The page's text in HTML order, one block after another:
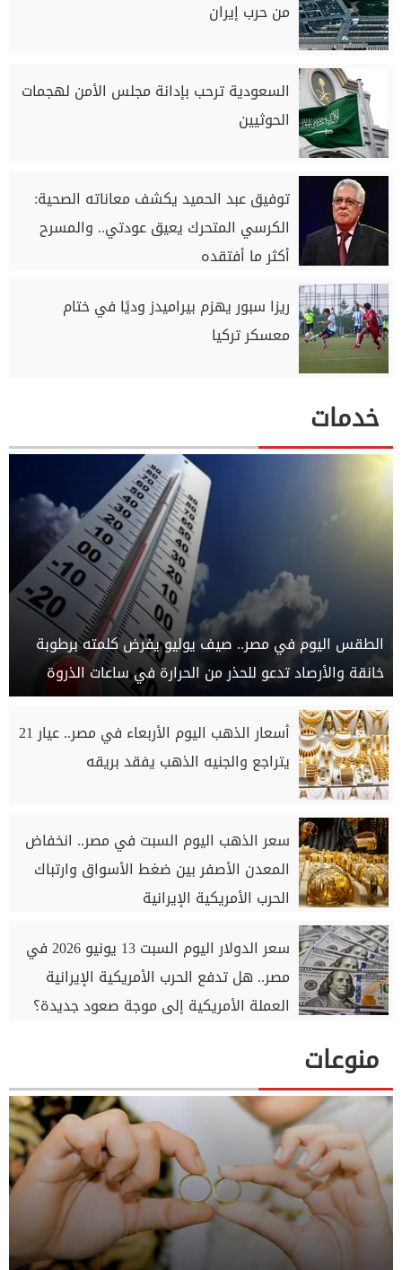
من حرب إيران
السعودية ترحب بإدانة مجلس الأمن لهجمات
الحوثيين
توفيق عبد الحميد يكشف معاناته الصحية:
الكرسي المتحرك يعيق عودتي.. والمسرح
أكثر ما أفتقده
ريزا سبور يهزم بيراميدز وديًا في ختام
معسكر تركيا
خدمات
الطقس اليوم في مصر.. صيف يوليو يفرض كلمته برطوبة
خانقة والأرصاد تدعو للحذر من الحرارة في ساعات الذروة
أسعار الذهب اليوم الأربعاء في مصر.. عيار 21
يتراجع والجنيه الذهب يفقد بريقه
سعر الذهب اليوم السبت في مصر.. انخفاض
المعدن الأصفر بين ضغط الأسواق وارتباك
الحرب الأمريكية الإيرانية
سعر الدولار اليوم السبت 13 يونيو 2026 في
مصر.. هل تدفع الحرب الأمريكية الإيرانية
العملة الأمريكية إلى موجة صعود جديدة؟
منوعات